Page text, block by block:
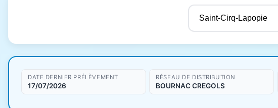
Résultats de qualité de l'eau
DATE DERNIER PRÉLÈVEMENT
17/07/2026
RÉSEAU DE DISTRIBUTION
BOURNAC CREGOLS